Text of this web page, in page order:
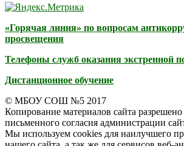
«Горячая линия» по вопросам
просвещения
Телефоны служб оказания экстренной
Дистанционное обучение
© МБОУ СОШ №5 2017
Копирование материалов сайта разрешено
письменного согласия администрации
Мы используем cookies для наилучшего